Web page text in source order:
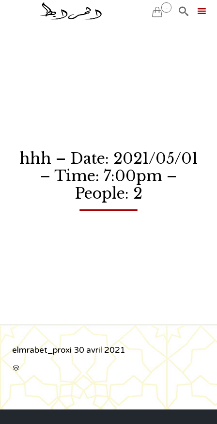
 ... 
hhh – Date: 2021/05/01
– Time: 7:00pm –
People: 2
elmrabet_proxi 30 avril 2021
CATÉGORIE